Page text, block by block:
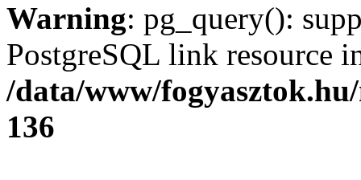
Warning: pg_query():
PostgreSQL link resource
/data/www/
136